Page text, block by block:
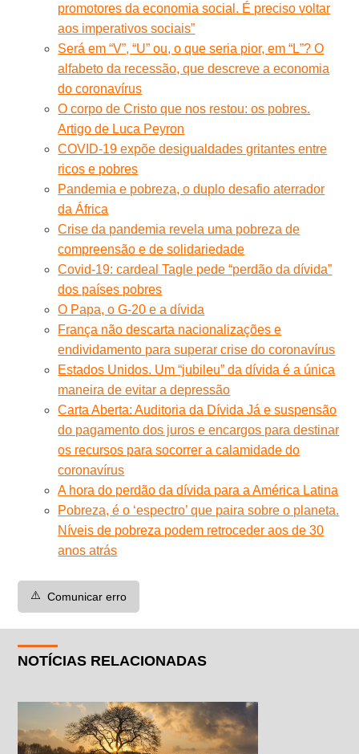
promotores da economia social. É preciso voltar
aos imperativos sociais”
Será em “V”, “U” ou, o que seria pior, em “L”? O
alfabeto da recessão, que descreve a economia
do coronavírus
O corpo de Cristo que nos restou: os pobres.
Artigo de Luca Peyron
COVID-19 expõe desigualdades gritantes entre
ricos e pobres
Pandemia e pobreza, o duplo desafio aterrador
da África
Crise da pandemia revela uma pobreza de
compreensão e de solidariedade
Covid-19: cardeal Tagle pede “perdão da dívida”
dos países pobres
O Papa, o G-20 e a dívida
França não descarta nacionalizações e
endividamento para superar crise do coronavírus
Estados Unidos. Um “jubileu” da dívida é a única
maneira de evitar a depressão
Carta Aberta: Auditoria da Dívida Já e suspensão
do pagamento dos juros e encargos para destinar
os recursos para socorrer a calamidade do
coronavírus
A hora do perdão da dívida para a América Latina
Pobreza, é o ‘espectro’ que paira sobre o planeta.
Níveis de pobreza podem retroceder aos de 30
anos atrás
⚠️ Comunicar erro
NOTÍCIAS RELACIONADAS